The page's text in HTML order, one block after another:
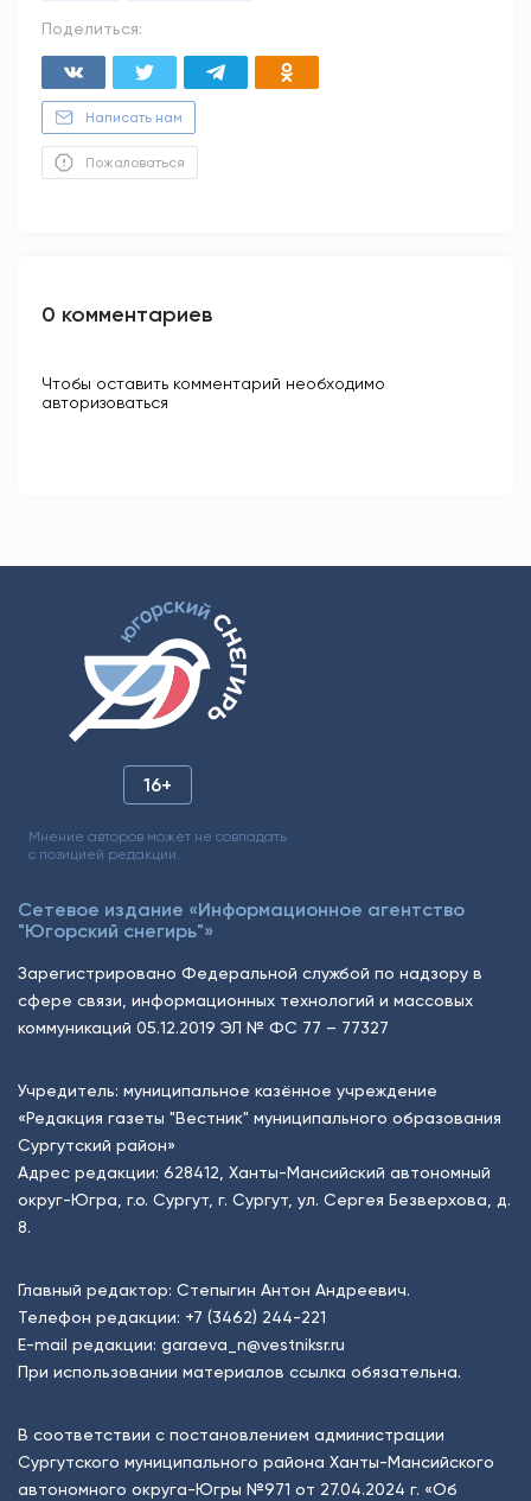
Поделиться:
Написать нам
Пожаловаться
0 комментариев
Чтобы оставить комментарий необходимо
авторизоваться
16+
Мнение авторов может не совпадать
с позицией редакции.
Сетевое издание «Информационное агентство
"Югорский снегирь"»
Зарегистрировано Федеральной службой по надзору в
сфере связи, информационных технологий и массовых
коммуникаций 05.12.2019 ЭЛ № ФС 77 – 77327
Учредитель: муниципальное казённое учреждение
«Редакция газеты "Вестник" муниципального образования
Сургутский район»
Адрес редакции: 628412, Ханты-Мансийский автономный
округ-Югра, г.о. Сургут, г. Сургут, ул. Сергея Безверхова, д.
8.
Главный редактор: Степыгин Антон Андреевич.
Телефон редакции: +7 (3462) 244-221
E-mail редакции: garaeva_n@vestniksr.ru
При использовании материалов ссылка обязательна.
В соответствии с постановлением администрации
Сургутского муниципального района Ханты-Мансийского
автономного округа-Югры №971 от 27.04.2024 г. «Об